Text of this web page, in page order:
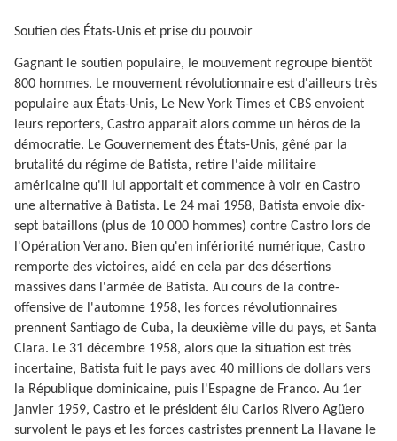
Soutien des États-Unis et prise du pouvoir
Gagnant le soutien populaire, le mouvement regroupe bientôt
800 hommes. Le mouvement révolutionnaire est d'ailleurs très
populaire aux États-Unis, Le New York Times et CBS envoient
leurs reporters, Castro apparaît alors comme un héros de la
démocratie. Le Gouvernement des États-Unis, gêné par la
brutalité du régime de Batista, retire l'aide militaire
américaine qu'il lui apportait et commence à voir en Castro
une alternative à Batista. Le 24 mai 1958, Batista envoie dix-
sept bataillons (plus de 10 000 hommes) contre Castro lors de
l'Opération Verano. Bien qu'en infériorité numérique, Castro
remporte des victoires, aidé en cela par des désertions
massives dans l'armée de Batista. Au cours de la contre-
offensive de l'automne 1958, les forces révolutionnaires
prennent Santiago de Cuba, la deuxième ville du pays, et Santa
Clara. Le 31 décembre 1958, alors que la situation est très
incertaine, Batista fuit le pays avec 40 millions de dollars vers
la République dominicaine, puis l'Espagne de Franco. Au 1er
janvier 1959, Castro et le président élu Carlos Rivero Agüero
survolent le pays et les forces castristes prennent La Havane le